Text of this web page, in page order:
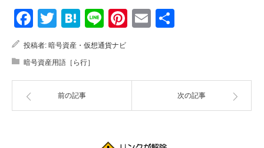
Facebook
Twitter
Hatena
LinePinterest
Email
投稿者: 暗号資産・仮想通貨ナビ
暗号資産用語［ら行］
前の記事 次の記事